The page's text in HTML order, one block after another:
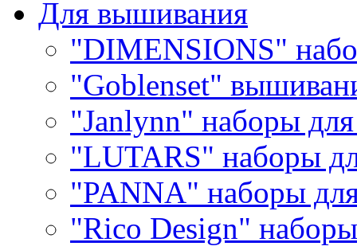
Для вышивания
"DIMENSIONS"
"Goblenset"
"Janlynn" наборы
"LUTARS" наборы
"PANNA" наборы
"Rico Design"